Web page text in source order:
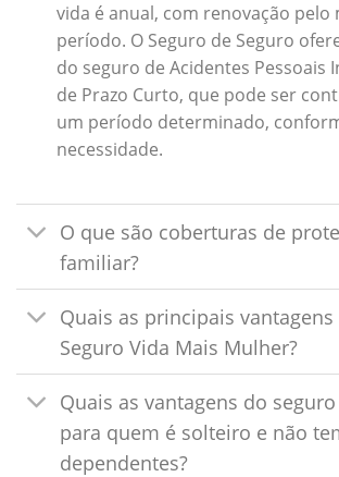
vida é anual, com renovação pelo
período. O Seguro de Seguro
do seguro de Acidentes Pessoais
de Prazo Curto, que pode ser
um período determinado,
necessidade.
O que são coberturas de
familiar?
Quais as principais
Seguro Vida Mais Mulher?
Quais as vantagens do
para quem é solteiro e não
dependentes?